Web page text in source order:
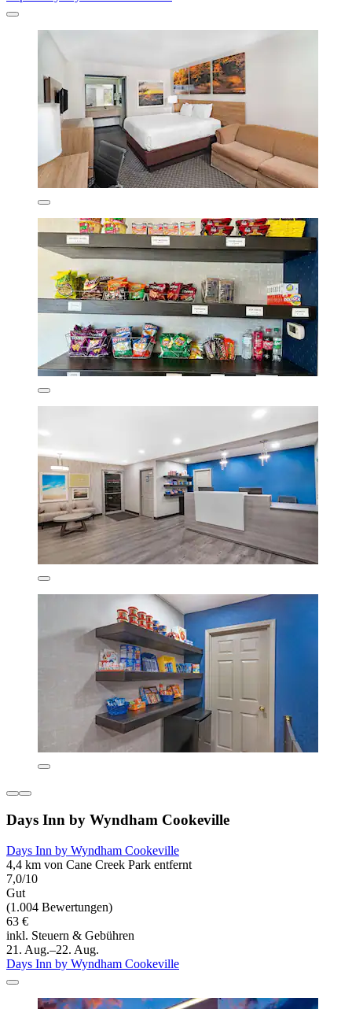
Days Inn by Wyndham Cookeville
Days Inn by Wyndham Cookeville
4,4 km von Cane Creek Park entfernt
7,0/10
Gut
(1.004 Bewertungen)
63 €
inkl. Steuern & Gebühren
21. Aug.–22. Aug.
Days Inn by Wyndham Cookeville